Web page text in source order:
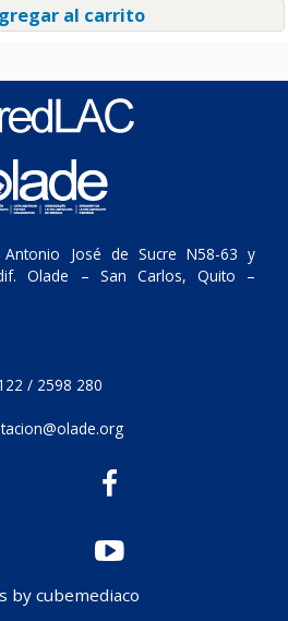
al carrito
Antonio José de Sucre N58-63 y
Olade – San Carlos, Quito –
/ 2598 280
by cubemediaco